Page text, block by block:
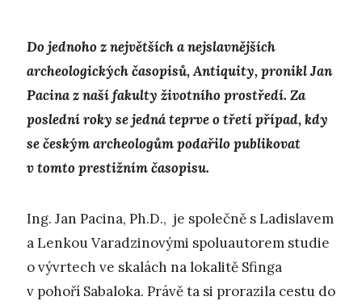
Do jednoho z největších a nejslavnějších
archeologických časopisů, Antiquity, pronikl Jan
Pacina z naší fakulty životního prostředí. Za
poslední roky se jedná teprve o třetí případ, kdy
se českým archeologům podařilo publikovat
v tomto prestižním časopisu.
Ing. Jan Pacina, Ph.D., je společně s Ladislavem
a Lenkou Varadzinovými spoluautorem studie
o vývrtech ve skalách na lokalitě Sfinga
v pohoří Sabaloka. Právě ta si prorazila cestu do